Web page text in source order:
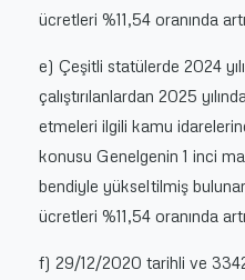
ücretleri %11,54 oranında
e) Çeşitli statülerde 2024
çalıştırılanlardan 2025
etmeleri ilgili kamu
konusu Genelgenin 1 inci
bendiyle yükseltilmiş
ücretleri %11,54 oranında
f) 29/12/2020 tarihli ve 3342